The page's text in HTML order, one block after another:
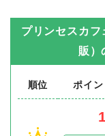
プリンセスカフ
販）
順位 ポイ